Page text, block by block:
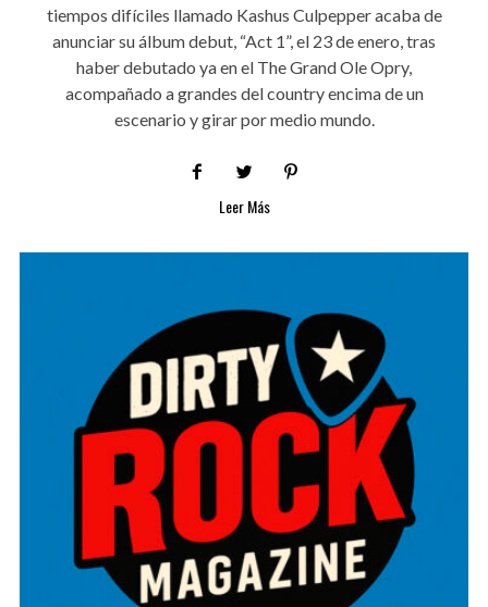
tiempos difíciles llamado Kashus Culpepper acaba de
anunciar su álbum debut, “Act 1”, el 23 de enero, tras
haber debutado ya en el The Grand Ole Opry,
acompañado a grandes del country encima de un
escenario y girar por medio mundo.
Leer Más